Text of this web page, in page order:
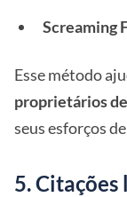
Screaming
Esse método
proprietários
seus esforços de
5. Citações